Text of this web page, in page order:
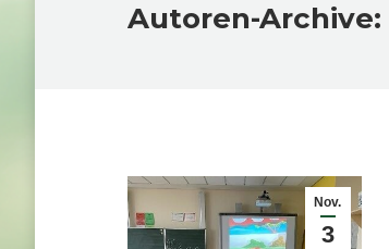
Autoren-Archive:
Nov.
3